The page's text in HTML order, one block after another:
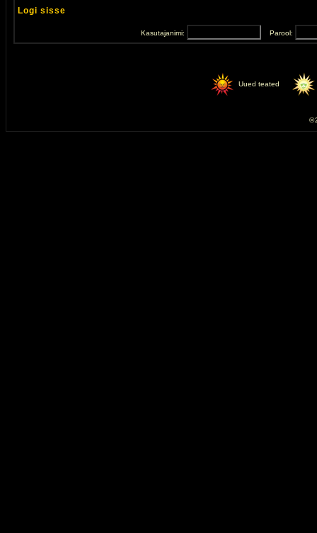
Logi sisse
Kasutajanimi: Parool:
Uued teated
©